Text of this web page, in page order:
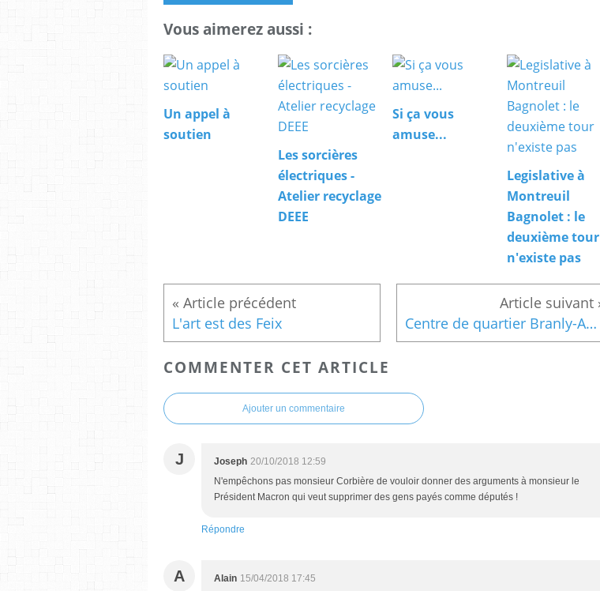
Vous aimerez aussi :
Un appel à
soutien
Les sorcières
électriques -
Atelier recyclage
DEEE
Si ça vous
amuse...
Legislative à
Montreuil
Bagnolet : le
deuxième tour
n'existe pas
L'art est des Feix Centre de quartier Branly-Amitié : Arrêtez de fumer!
COMMENTER CET ARTICLE
Ajouter un commentaire
J Joseph 20/10/2018 12:59
N'empêchons pas monsieur Corbière de vouloir donner des arguments à monsieur le
Président Macron qui veut supprimer des gens payés comme députés !
Répondre
A Alain 15/04/2018 17:45